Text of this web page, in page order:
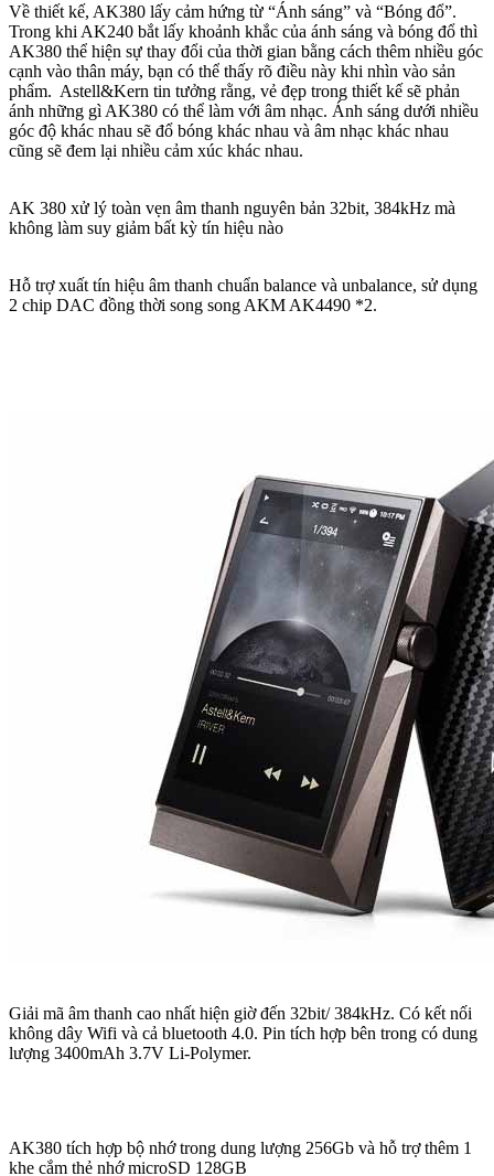
Về thiết kế, AK380 lấy cảm hứng từ “Ánh sáng” và “Bóng đổ”.
Trong khi AK240 bắt lấy khoảnh khắc của ánh sáng và bóng đổ thì
AK380 thể hiện sự thay đổi của thời gian bằng cách thêm nhiều góc
cạnh vào thân máy, bạn có thể thấy rõ điều này khi nhìn vào sản
phẩm. Astell&Kern tin tưởng rằng, vẻ đẹp trong thiết kế sẽ phản
ánh những gì AK380 có thể làm với âm nhạc. Ánh sáng dưới nhiều
góc độ khác nhau sẽ đổ bóng khác nhau và âm nhạc khác nhau
cũng sẽ đem lại nhiều cảm xúc khác nhau.
AK 380 xử lý toàn vẹn âm thanh nguyên bản 32bit, 384kHz mà
không làm suy giảm bất kỳ tín hiệu nào
Hỗ trợ xuất tín hiệu âm thanh chuẩn balance và unbalance, sử dụng
2 chip DAC đồng thời song song AKM AK4490 *2.
Giải mã âm thanh cao nhất hiện giờ đến 32bit/ 384kHz. Có kết nối
không dây Wifi và cả bluetooth 4.0. Pin tích hợp bên trong có dung
lượng 3400mAh 3.7V Li-Polymer.
AK380 tích hợp bộ nhớ trong dung lượng 256Gb và hỗ trợ thêm 1
khe cắm thẻ nhớ microSD 128GB